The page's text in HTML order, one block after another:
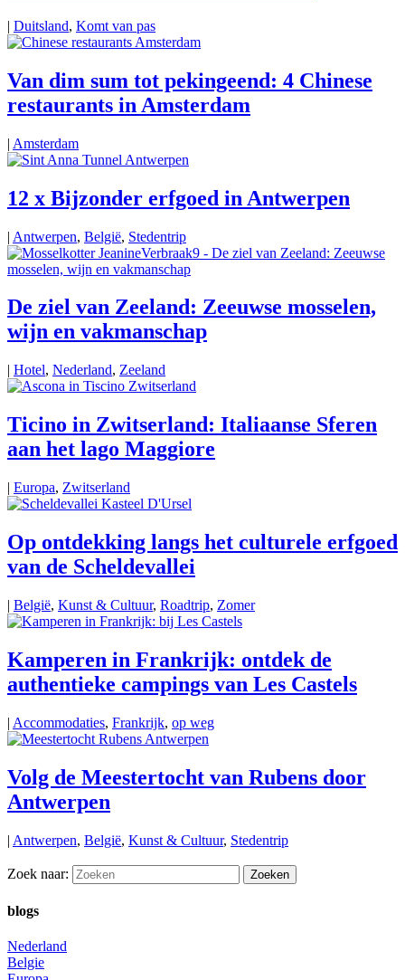
| Duitsland, Komt van pas
Van dim sum tot pekingeend: 4 Chinese
restaurants in Amsterdam
| Amsterdam
12 x Bijzonder erfgoed in Antwerpen
| Antwerpen, België, Stedentrip
De ziel van Zeeland: Zeeuwse mosselen,
wijn en vakmanschap
| Hotel, Nederland, Zeeland
Ticino in Zwitserland: Italiaanse Sferen
aan het lago Maggiore
| Europa, Zwitserland
Op ontdekking langs het culturele erfgoed
van de Scheldevallei
| België, Kunst & Cultuur, Roadtrip, Zomer
Kamperen in Frankrijk: ontdek de
authentieke campings van Les Castels
| Accommodaties, Frankrijk, op weg
Volg de Meestertocht van Rubens door
Antwerpen
| Antwerpen, België, Kunst & Cultuur, Stedentrip
Zoek naar:
blogs
Nederland
Belgie